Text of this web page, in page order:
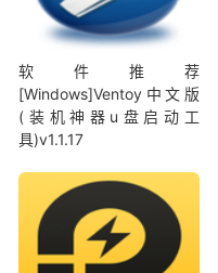
软件推荐
[Windows]Ventoy中文版
(装机神器u盘启动工
具)v1.1.17